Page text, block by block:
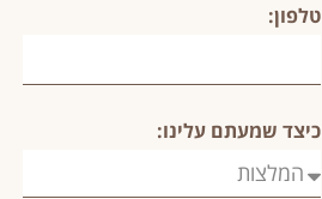
טלפון:
כיצד שמעתם עלינו: